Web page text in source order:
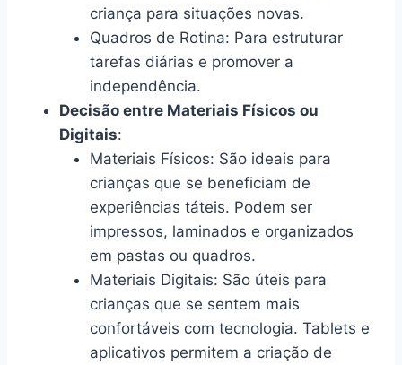
criança para situações novas.
Quadros de Rotina: Para estruturar
tarefas diárias e promover a
independência.
Decisão entre Materiais Físicos ou
Digitais:
Materiais Físicos: São ideais para
crianças que se beneficiam de
experiências táteis. Podem ser
impressos, laminados e organizados
em pastas ou quadros.
Materiais Digitais: São úteis para
crianças que se sentem mais
confortáveis com tecnologia. Tablets e
aplicativos permitem a criação de